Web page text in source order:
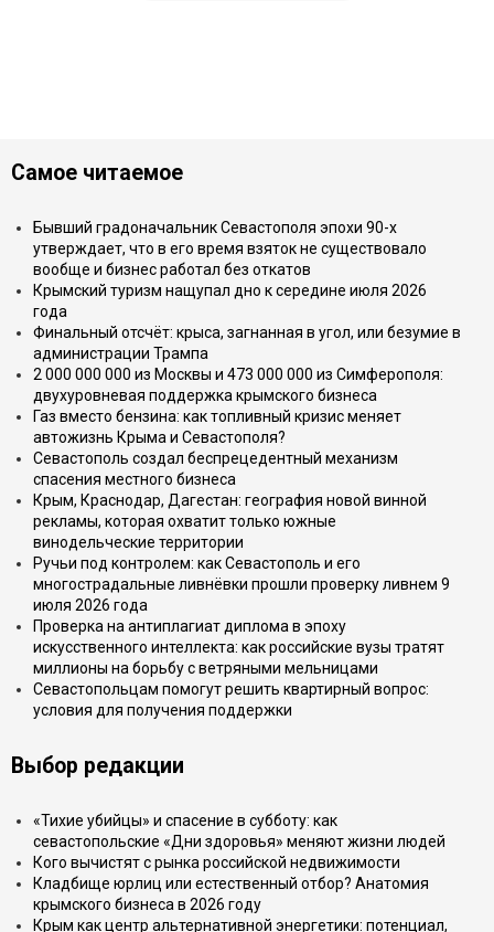
Самое читаемое
Бывший градоначальник Севастополя эпохи 90-х
утверждает, что в его время взяток не существовало
вообще и бизнес работал без откатов
Крымский туризм нащупал дно к середине июля 2026
года
Финальный отсчёт: крыса, загнанная в угол, или безумие в
администрации Трампа
2 000 000 000 из Москвы и 473 000 000 из Симферополя:
двухуровневая поддержка крымского бизнеса
Газ вместо бензина: как топливный кризис меняет
автожизнь Крыма и Севастополя?
Севастополь создал беспрецедентный механизм
спасения местного бизнеса
Крым, Краснодар, Дагестан: география новой винной
рекламы, которая охватит только южные
винодельческие территории
Ручьи под контролем: как Севастополь и его
многострадальные ливнёвки прошли проверку ливнем 9
июля 2026 года
Проверка на антиплагиат диплома в эпоху
искусственного интеллекта: как российские вузы тратят
миллионы на борьбу с ветряными мельницами
Севастопольцам помогут решить квартирный вопрос:
условия для получения поддержки
Выбор редакции
«Тихие убийцы» и спасение в субботу: как
севастопольские «Дни здоровья» меняют жизни людей
Кого вычистят с рынка российской недвижимости
Кладбище юрлиц или естественный отбор? Анатомия
крымского бизнеса в 2026 году
Крым как центр альтернативной энергетики: потенциал,